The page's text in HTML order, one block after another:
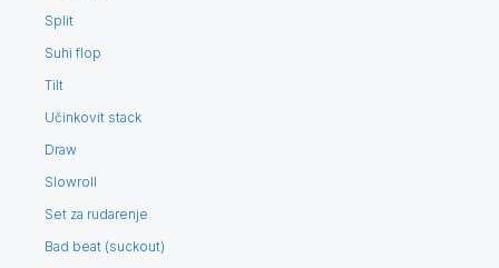
Split
Suhi flop
Tilt
Učinkovit stack
Draw
Slowroll
Set za rudarenje
Bad beat (suckout)